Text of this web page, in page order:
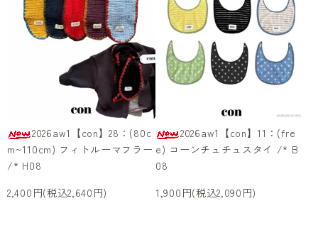
2026aw1【con】28：(80c
m~110cm) フィトルーマフラー
/* H08
2,400円(税込2,640円)
2026aw1【con】11：(fre
e) コーンチュチュスタイ /* B
08
1,900円(税込2,090円)